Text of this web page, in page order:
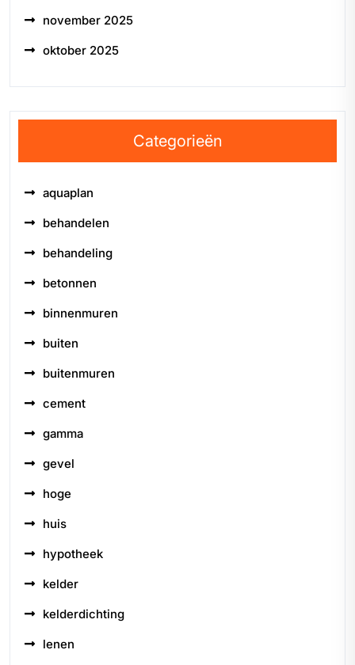
november 2025
oktober 2025
Categorieën
aquaplan
behandelen
behandeling
betonnen
binnenmuren
buiten
buitenmuren
cement
gamma
gevel
hoge
huis
hypotheek
kelder
kelderdichting
lenen